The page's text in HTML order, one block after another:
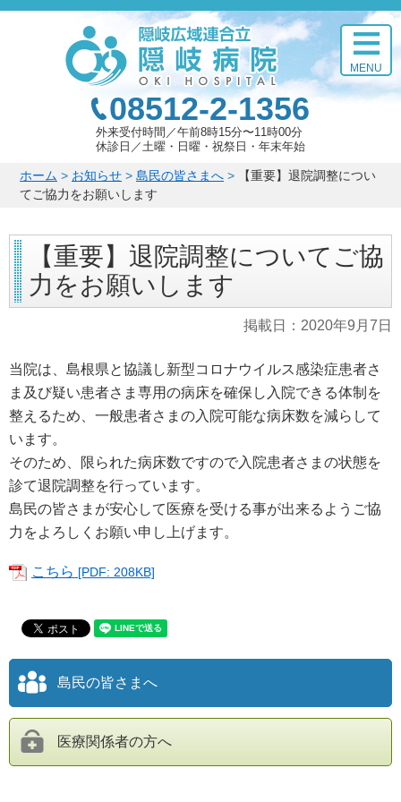
このページの本文へ
08512-2-1356
外来受付時間
午前8時15分〜11時00分
休診日
土曜・日曜・祝祭日・年末年始
MENU
こ
の
ー
ジ
の
位
置:
ホーム > お知らせ > 島民の皆さまへ >
【重要】退院調整につい
てご協力をお願いします
【重要】退院調整についてご協
力をお願いします
掲載日： 2020年9月7日
当院は、島根県と協議し新型コロナウイルス感染症患者さ
ま及び疑い患者さま専用の病床を確保し入院できる体制を
整えるため、一般患者さまの入院可能な病床数を減らして
います。
そのため、限られた病床数ですので入院患者さまの状態を
診て退院調整を行っています。
島民の皆さまが安心して医療を受ける事が出来るようご協
力をよろしくお願い申し上げます。
こちら [PDF: 208KB]
島民の皆さまへ
医療関係者の方へ